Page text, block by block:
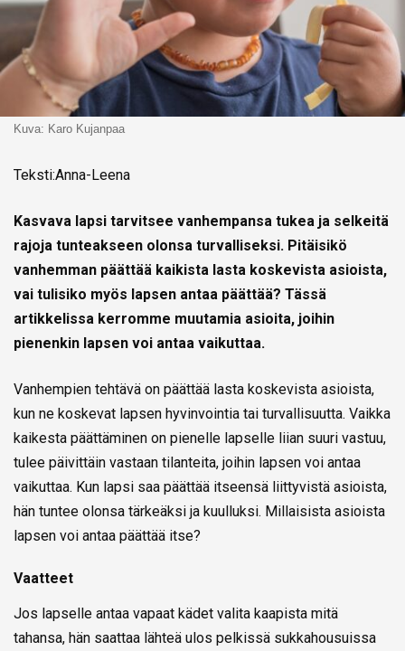
Kuva: Karo Kujanpaa
Teksti:Anna-Leena
Kasvava lapsi tarvitsee vanhempansa tukea ja selkeitä
rajoja tunteakseen olonsa turvalliseksi. Pitäisikö
vanhemman päättää kaikista lasta koskevista asioista,
vai tulisiko myös lapsen antaa päättää? Tässä
artikkelissa kerromme muutamia asioita, joihin
pienenkin lapsen voi antaa vaikuttaa.
Vanhempien tehtävä on päättää lasta koskevista asioista,
kun ne koskevat lapsen hyvinvointia tai turvallisuutta. Vaikka
kaikesta päättäminen on pienelle lapselle liian suuri vastuu,
tulee päivittäin vastaan tilanteita, joihin lapsen voi antaa
vaikuttaa. Kun lapsi saa päättää itseensä liittyvistä asioista,
hän tuntee olonsa tärkeäksi ja kuulluksi. Millaisista asioista
lapsen voi antaa päättää itse?
Vaatteet
Jos lapselle antaa vapaat kädet valita kaapista mitä
tahansa, hän saattaa lähteä ulos pelkissä sukkahousuissa